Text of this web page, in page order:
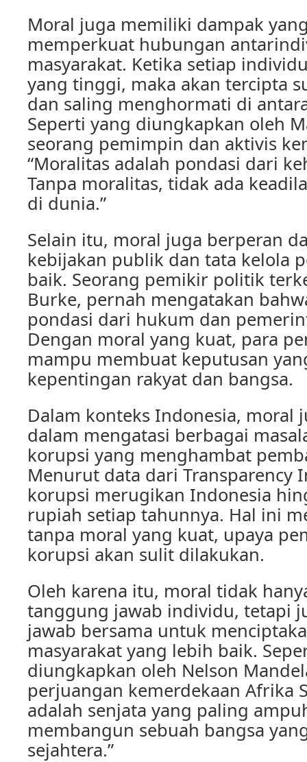
Moral juga memiliki dampak
memperkuat hubungan
masyarakat. Ketika setiap
yang tinggi, maka akan tercipta
dan saling menghormati di
Seperti yang diungkapkan oleh
seorang pemimpin dan aktivis
“Moralitas adalah pondasi dari
Tanpa moralitas, tidak ada
di dunia.”
Selain itu, moral juga berperan
kebijakan publik dan tata kelola
baik. Seorang pemikir politik
Burke, pernah mengatakan
pondasi dari hukum dan
Dengan moral yang kuat, para
mampu membuat keputusan
kepentingan rakyat dan bangsa.
Dalam konteks Indonesia, moral
dalam mengatasi berbagai
korupsi yang menghambat
Menurut data dari Transparency
korupsi merugikan Indonesia
rupiah setiap tahunnya. Hal ini
tanpa moral yang kuat, upaya
korupsi akan sulit dilakukan.
Oleh karena itu, moral tidak
tanggung jawab individu, tetapi
jawab bersama untuk
masyarakat yang lebih baik.
diungkapkan oleh Nelson
perjuangan kemerdekaan Afrika
adalah senjata yang paling
membangun sebuah bangsa
sejahtera.”